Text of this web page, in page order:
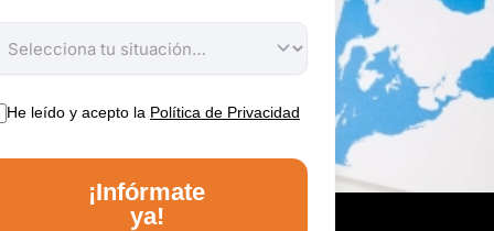
He leído y acepto la Política de Privacidad
¡Infórmate
ya!